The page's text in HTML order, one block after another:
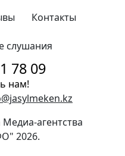
Контакты
слушания
78 09
нам!
агентства
2026.